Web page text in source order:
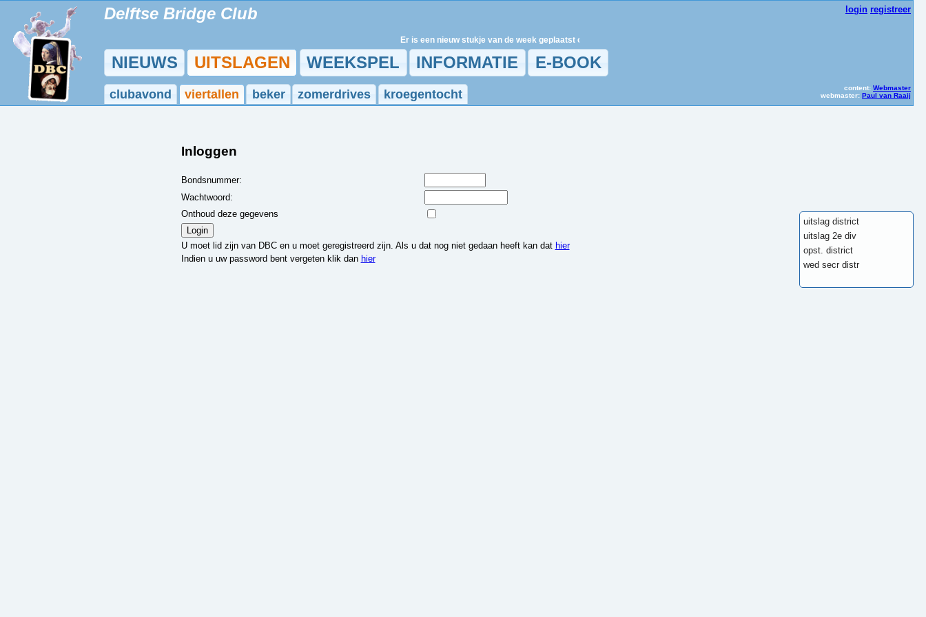
Delftse Bridge Club
Er is een nieuw stukje van de week geplaatst op 7-8-2026 klik hier om er heen te gaan
login registreer
NIEUWS UITSLAGEN WEEKSPEL INFORMATIE E-BOOK
clubavond viertallen beker zomerdrives kroegentocht content: Webmaster
webmaster: Paul van Raaij
uitslag district
uitslag 2e div
opst. district
wed secr distr
Inloggen
Bondsnummer:
Wachtwoord:
Onthoud deze gegevens
U moet lid zijn van DBC en u moet geregistreerd zijn. Als u dat nog niet gedaan heeft kan dat hier
Indien u uw password bent vergeten klik dan hier